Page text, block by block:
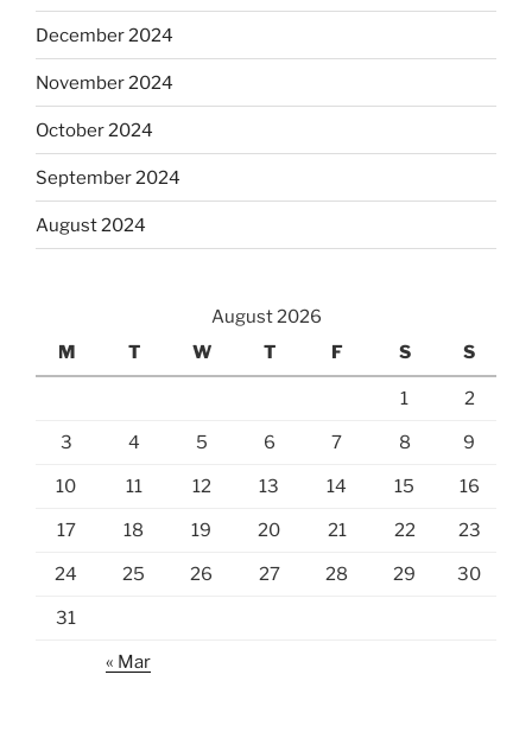
December 2024
November 2024
October 2024
September 2024
August 2024
August 2026
M
T W T F S S
1 2
3 4 5 6 7 8 9
10 11 12 13 14 15 16
17 18 19 20 21 22 23
24 25 26 27 28 29 30
31
« Mar